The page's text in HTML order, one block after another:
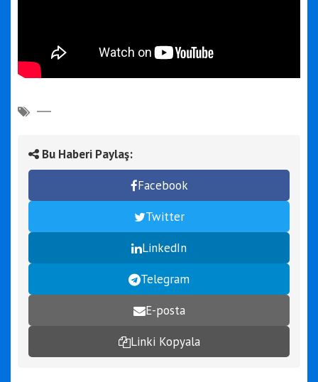
Bu Haberi Paylaş:
Facebook
Twitter
LinkedIn
Telegram
E-posta
Linki Kopyala